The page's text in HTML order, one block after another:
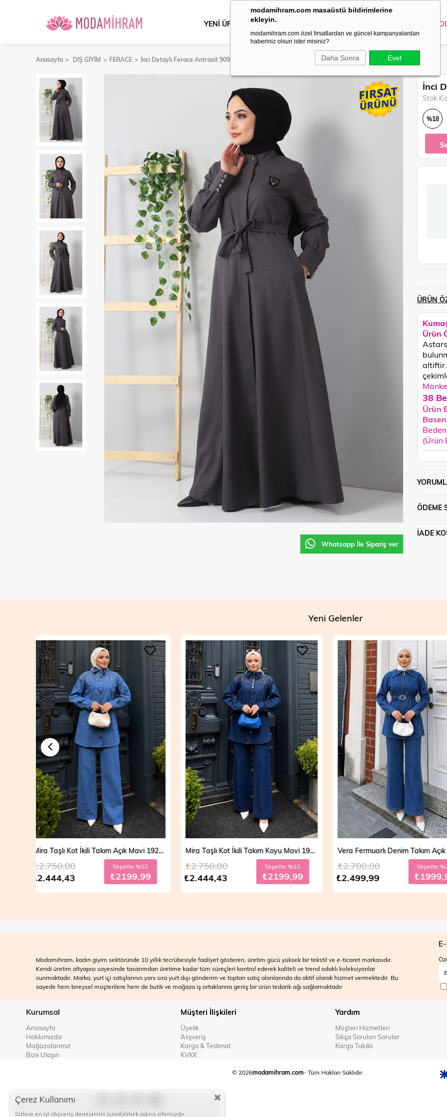
modamihram.com masaüstü bildirimlerine
ekleyin.
modamihram.com özel fırsatlardan ve güncel kampanyalardan
haberiniz olsun ister misiniz?
Daha Sonra Evet
YENİ ÜRÜNLER DIŞ GİYİM
Anasayfa DIŞ GİYİM FERACE İnci Detaylı Ferace Antrasit 9094
Whatsapp İle Sipariş ver
İnci
Stok
%18
ÜRÜN
Ürün
altiftir.
38
Ürün
(Ürün
ÖDEME
İADE
Yeni Gelenler
₺2.444,43
₺2.750,00 Sepette %10
₺2199,99 ₺2.499,99
₺2.700,00 Sepette %20
₺1999,99 ₺2.499,99
₺2.700,00 Sepette
Modamihram, kadın giyim sektöründe 10 yıllık tecrübesiyle faaliyet gösteren, üretim gücü yüksek bir tekstil ve e-ticaret markasıdır.
Kendi üretim altyapısı sayesinde tasarımdan üretime kadar tüm süreçleri kontrol ederek kaliteli ve trend odaklı koleksiyonlar
sunmaktadır. Marka, yurt içi satışlarının yanı sıra yurt dışı gönderim ve toptan satış alanlarında da aktif olarak hizmet vermektedir. Bu
sayede hem bireysel müşterilere hem de butik ve mağaza iş ortaklarına geniş bir ürün tedarik ağı sağlamaktadır
Kurumsal
Anasayfa
Hakkımızda
Mağazalarımız
Bize Ulaşın
Müşteri İlişkileri
Üyelik
Alışveriş
Kargo & Teslimat
KVKK
Yardım
Müşteri Hizmetleri
Sıkça Sorulan Sorular
Kargo Takibi
© 2026modamihram.com- Tüm Hakları Saklıdır.
Çerez Kullanımı
Sizlere en iyi alışveriş deneyimini sunabilmek adına sitemizde